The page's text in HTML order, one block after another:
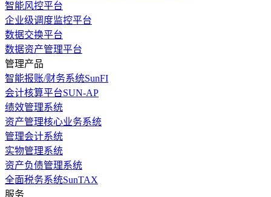
智能风控平台
企业级调度监控平台
数据交换平台
数据资产管理平台
管理产品
智能报账/财务系统SunFI
会计核算平台SUN-AP
绩效管理系统
资产管理核心业务系统
管理会计系统
实物管理系统
资产负债管理系统
全面税务系统SunTAX
服务